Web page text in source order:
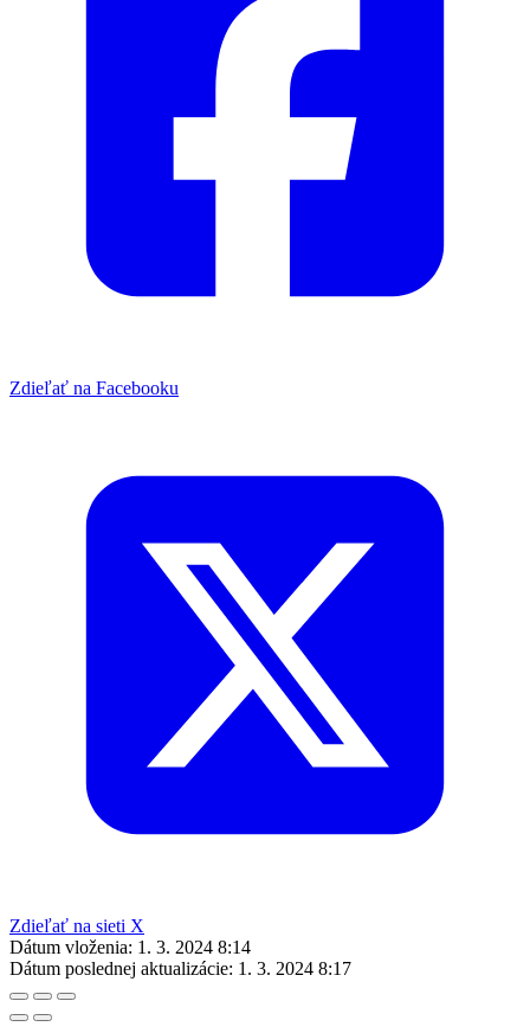
Zdieľať na Facebooku
Zdieľať na sieti X
Dátum vloženia: 1. 3. 2024 8:14
Dátum poslednej aktualizácie: 1. 3. 2024 8:17